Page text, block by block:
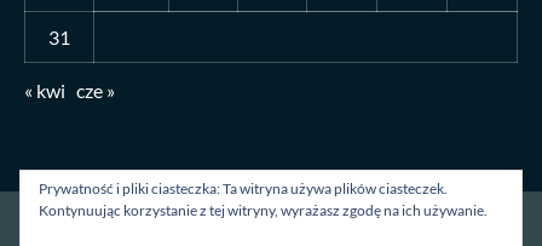
31
« kwi cze »
Strona główna O mnie Blog Kontakt
Prywatność i pliki ciasteczka: Ta witryna używa plików ciasteczek.
Kontynuując korzystanie z tej witryny, wyrażasz zgodę na ich używanie.